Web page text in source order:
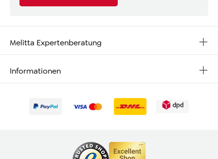
Melitta Expertenberatung
Informationen